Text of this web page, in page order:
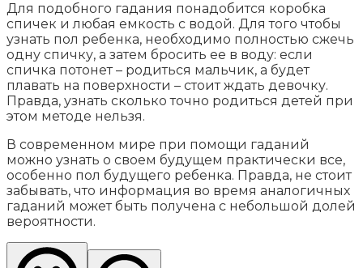
Для подобного гадания понадобится коробка
спичек и любая емкость с водой. Для того чтобы
узнать пол ребенка, необходимо полностью сжечь
одну спичку, а затем бросить ее в воду: если
спичка потонет – родиться мальчик, а будет
плавать на поверхности – стоит ждать девочку.
Правда, узнать сколько точно родиться детей при
этом методе нельзя.
В современном мире при помощи гаданий
можно узнать о своем будущем практически все,
особенно пол будущего ребенка. Правда, не стоит
забывать, что информация во время аналогичных
гаданий может быть получена с небольшой долей
вероятности.